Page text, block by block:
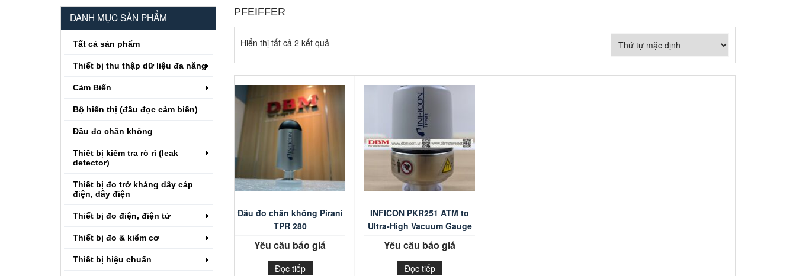
DANH MỤC SẢN PHẨM
Tất cả sản phẩm
Thiết bị thu thập dữ liệu đa năng
Cảm Biến
Bộ hiển thị (đầu đọc cảm biến)
Đầu đo chân không
Thiết bị kiểm tra rò rỉ (leak
detector)
Thiết bị đo trở kháng dây cáp
điện, dây điện
Thiết bị đo điện, điện tử
Thiết bị đo & kiểm cơ
Thiết bị hiệu chuẩn
PFEIFFER
Hiển thị tất cả 2 kết quả
Đầu đo chân không Pirani
TPR 280
Yêu cầu báo giá
Đọc tiếp
INFICON PKR251 ATM to
Ultra-High Vacuum Gauge
Yêu cầu báo giá
Đọc tiếp